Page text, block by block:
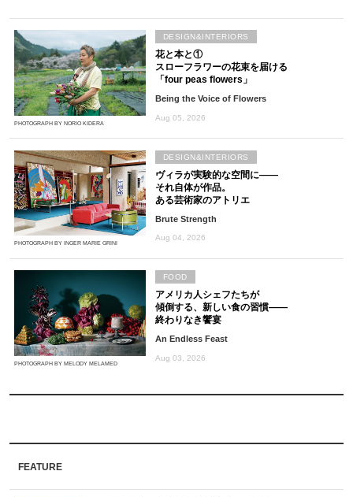
PHOTOGRAPH BY NORIO KIDERA
花と本と①
スローフラワーの花束を届ける
「four peas flowers」
Being the Voice of Flowers
Aug 05, 2026
DESIGN&INTERIORS
PHOTOGRAPH BY INGER MARIE GRINI
ヴィラが実験的な空間に――
それ自体が作品。
ある芸術家のアトリエ
Brute Strength
Aug 04, 2026
DESIGN&INTERIORS
PHOTOGRAPH BY MELODY MELAMED
アメリカ人シェフたちが
傾倒する、新しい食の習慣――
終わりなき饗宴
An Endless Feast
Aug 03, 2026
FOOD
FEATURE